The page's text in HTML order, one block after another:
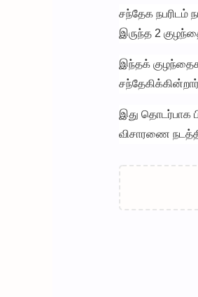
சந்தேக நபரிடம்
இருந்த 2
இந்தக்
இது தொடர்பாக
விசாரணை